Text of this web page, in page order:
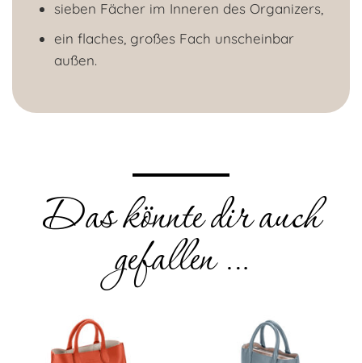
sieben Fächer im Inneren des Organizers,
ein flaches, großes Fach unscheinbar
außen.
Das könnte dir auch
gefallen …